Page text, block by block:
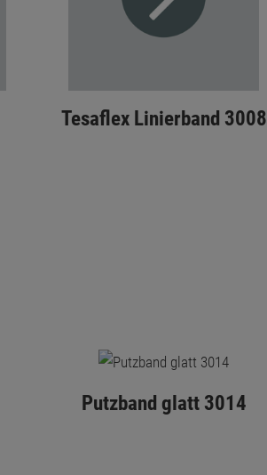
Tesaflex Linierband 3008
Putzband glatt 3014